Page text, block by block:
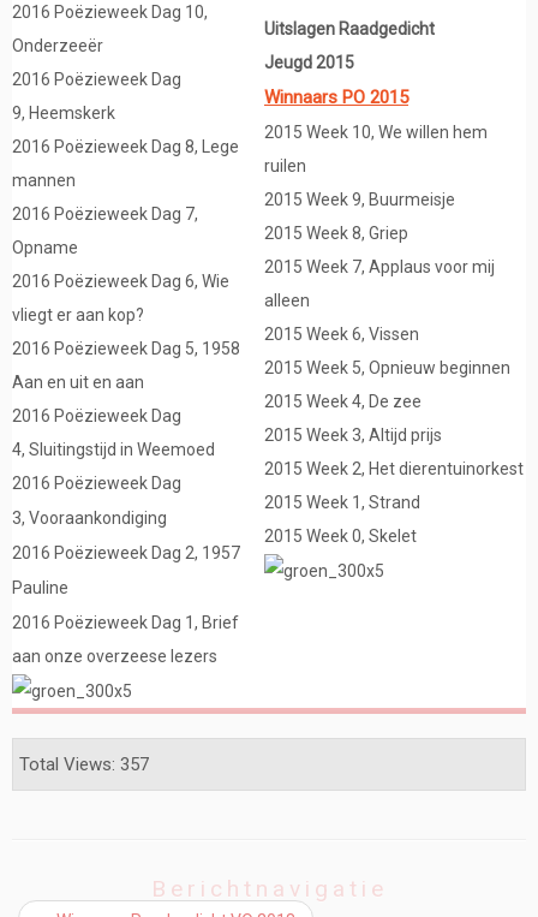
2016 Poëzieweek Dag 10,
Onderzeeër
2016 Poëzieweek Dag
9, Heemskerk
2016 Poëzieweek Dag 8, Lege
mannen
2016 Poëzieweek Dag 7,
Opname
2016 Poëzieweek Dag 6, Wie
vliegt er aan kop?
2016 Poëzieweek Dag 5, 1958
Aan en uit en aan
2016 Poëzieweek Dag
4, Sluitingstijd in Weemoed
2016 Poëzieweek Dag
3, Vooraankondiging
2016 Poëzieweek Dag 2, 1957
Pauline
2016 Poëzieweek Dag 1, Brief
aan onze overzeese lezers
Uitslagen Raadgedicht
Jeugd 2015
Winnaars PO 2015
2015 Week 10, We willen hem
ruilen
2015 Week 9, Buurmeisje
2015 Week 8, Griep
2015 Week 7, Applaus voor mij
alleen
2015 Week 6, Vissen
2015 Week 5, Opnieuw beginnen
2015 Week 4, De zee
2015 Week 3, Altijd prijs
2015 Week 2, Het dierentuinorkest
2015 Week 1, Strand
2015 Week 0, Skelet
Total Views: 357
Berichtnavigatie